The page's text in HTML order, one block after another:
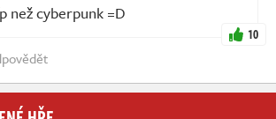
než cyberpunk =D
10